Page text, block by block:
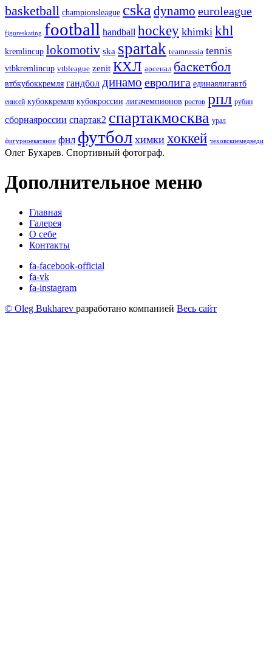
basketball championsleague cska dynamo euroleague
figureskating football handball hockey khimki khl
kremlincup lokomotiv ska spartak teamrussia tennis
vtbkremlincup vtbleague zenit КХЛ арсенал баскетбол
втбкубоккремля гандбол динамо евролига единаялигавтб
енисей кубоккремля кубокроссии лигачемпионов ростов рпл рубин
сборнаяроссии спартак2 спартакмосква урал
фигурноекатание фнл футбол химки хоккей чеховскиемедведи
Олег Бухарев. Спортивный фотограф.
Дополнительное меню
Главная
Галерея
О себе
Контакты
fa-facebook-official
fa-vk
fa-instagram
© Oleg Bukharev разработано компанией Весь сайт